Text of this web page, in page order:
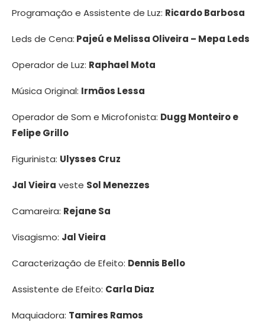
Programação e Assistente de Luz: Ricardo Barbosa
Leds de Cena: Pajeú e Melissa Oliveira – Mepa Leds
Operador de Luz: Raphael Mota
Música Original: Irmãos Lessa
Operador de Som e Microfonista: Dugg Monteiro e
Felipe Grillo
Figurinista: Ulysses Cruz
Jal Vieira veste Sol Menezzes
Camareira: Rejane Sa
Visagismo: Jal Vieira
Caracterização de Efeito: Dennis Bello
Assistente de Efeito: Carla Diaz
Maquiadora: Tamires Ramos